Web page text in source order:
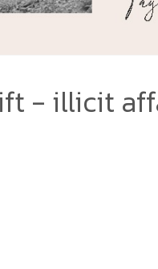
- illicit